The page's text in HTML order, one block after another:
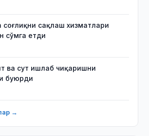
соғлиқни сақлаш хизматлари
сўмга етди
ва сут ишлаб чиқаришни
буюрди
→